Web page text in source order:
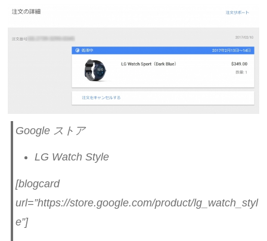
Google ストア
LG Watch Style
[blogcard
url=”https://store.google.com/product/lg_watch_styl
e”]